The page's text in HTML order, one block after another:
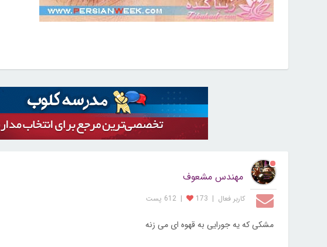
مهندس مشعوف
کاربر فعال |
173
| 612 پست
مشکی که یه جورایی به قهوه ای می زنه